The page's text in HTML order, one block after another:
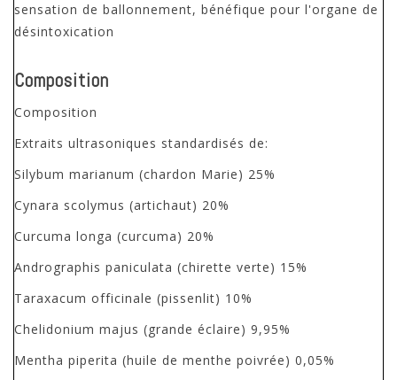
sensation de ballonnement, bénéfique pour l'organe de
désintoxication
Composition
Composition
Extraits ultrasoniques standardisés de:
Silybum marianum (chardon Marie) 25%
Cynara scolymus (artichaut) 20%
Curcuma longa (curcuma) 20%
Andrographis paniculata (chirette verte) 15%
Taraxacum officinale (pissenlit) 10%
Chelidonium majus (grande éclaire) 9,95%
Mentha piperita (huile de menthe poivrée) 0,05%